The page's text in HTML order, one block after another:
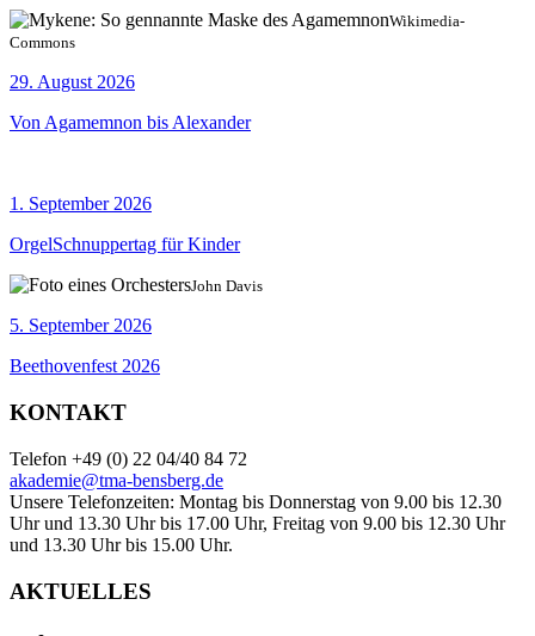
Wikimedia-
Commons
29. August 2026
Von Agamemnon bis Alexander
1. September 2026
OrgelSchnuppertag für Kinder
John Davis
5. September 2026
Beethovenfest 2026
KONTAKT
Telefon +49 (0) 22 04/40 84 72
akademie@tma-bensberg.de
Unsere Telefonzeiten: Montag bis Donnerstag von 9.00 bis 12.30
Uhr und 13.30 Uhr bis 17.00 Uhr, Freitag von 9.00 bis 12.30 Uhr
und 13.30 Uhr bis 15.00 Uhr.
AKTUELLES